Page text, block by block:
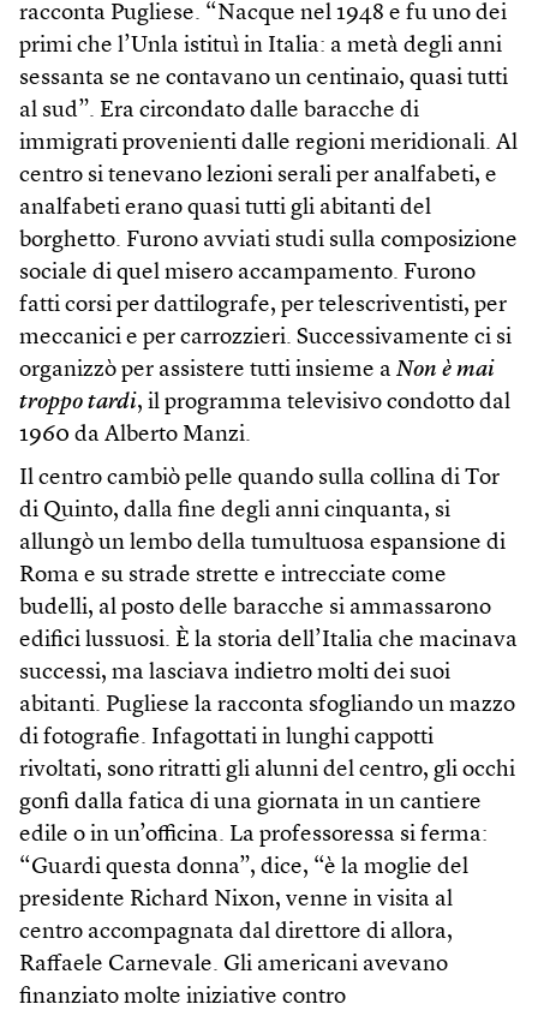
racconta Pugliese. “Nacque nel 1948 e fu uno dei
primi che l’Unla istituì in Italia: a metà degli anni
sessanta se ne contavano un centinaio, quasi tutti
al sud”. Era circondato dalle baracche di
immigrati provenienti dalle regioni meridionali. Al
centro si tenevano lezioni serali per analfabeti, e
analfabeti erano quasi tutti gli abitanti del
borghetto. Furono avviati studi sulla composizione
sociale di quel misero accampamento. Furono
fatti corsi per dattilografe, per telescriventisti, per
meccanici e per carrozzieri. Successivamente ci si
organizzò per assistere tutti insieme a Non è mai
troppo tardi, il programma televisivo condotto dal
1960 da Alberto Manzi.
Il centro cambiò pelle quando sulla collina di Tor
di Quinto, dalla fine degli anni cinquanta, si
allungò un lembo della tumultuosa espansione di
Roma e su strade strette e intrecciate come
budelli, al posto delle baracche si ammassarono
edifici lussuosi. È la storia dell’Italia che macinava
successi, ma lasciava indietro molti dei suoi
abitanti. Pugliese la racconta sfogliando un mazzo
di fotografie. Infagottati in lunghi cappotti
rivoltati, sono ritratti gli alunni del centro, gli occhi
gonfi dalla fatica di una giornata in un cantiere
edile o in un’officina. La professoressa si ferma:
“Guardi questa donna”, dice, “è la moglie del
presidente Richard Nixon, venne in visita al
centro accompagnata dal direttore di allora,
Raffaele Carnevale. Gli americani avevano
finanziato molte iniziative contro